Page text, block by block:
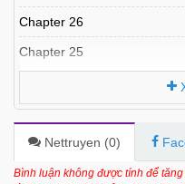
Chapter 26
Chapter 25
Chapter 23
Chapter 22
Chapter 21
Nettruyen (0)
Bình luận không được tính để